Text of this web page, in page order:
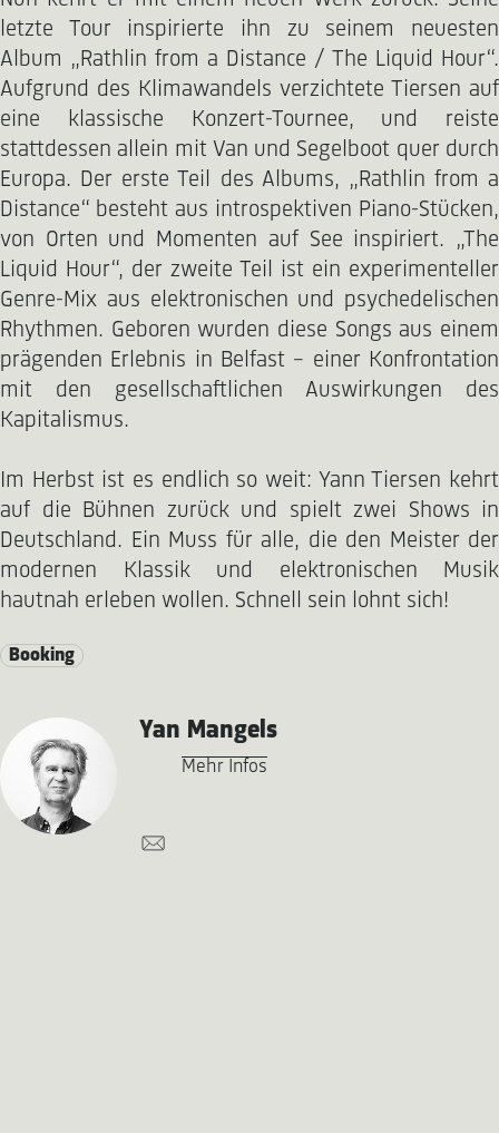
letzte Tour inspirierte ihn zu seinem neuesten
Album „Rathlin from a Distance / The Liquid Hour“.
Aufgrund des Klimawandels verzichtete Tiersen auf
eine klassische Konzert-Tournee, und reiste
stattdessen allein mit Van und Segelboot quer durch
Europa. Der erste Teil des Albums, „Rathlin from a
Distance“ besteht aus introspektiven Piano-Stücken,
von Orten und Momenten auf See inspiriert. „The
Liquid Hour“, der zweite Teil ist ein experimenteller
Genre-Mix aus elektronischen und psychedelischen
Rhythmen. Geboren wurden diese Songs aus einem
prägenden Erlebnis in Belfast – einer Konfrontation
mit den gesellschaftlichen Auswirkungen des
Kapitalismus.
Im Herbst ist es endlich so weit: Yann Tiersen kehrt
auf die Bühnen zurück und spielt zwei Shows in
Deutschland. Ein Muss für alle, die den Meister der
modernen Klassik und elektronischen Musik
hautnah erleben wollen. Schnell sein lohnt sich!
Booking
Yan Mangels
Mehr Infos